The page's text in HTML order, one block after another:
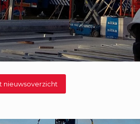
nieuwsoverzicht